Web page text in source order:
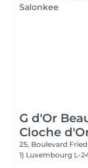
G d'Or
Cloche
25, Boulevard
1) Luxembourg L-